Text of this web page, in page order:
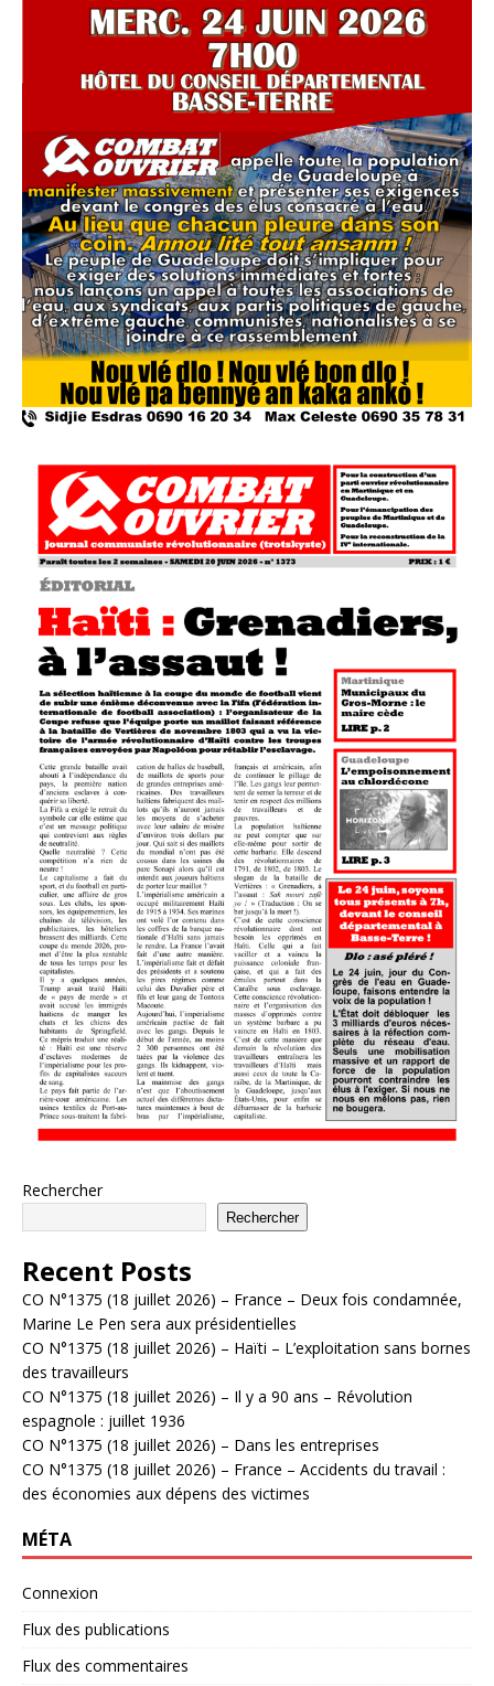
Rechercher
Rechercher
Recent Posts
CO N°1375 (18 juillet 2026) – France – Deux fois condamnée,
Marine Le Pen sera aux présidentielles
CO N°1375 (18 juillet 2026) – Haïti – L’exploitation sans bornes
des travailleurs
CO N°1375 (18 juillet 2026) – Il y a 90 ans – Révolution
espagnole : juillet 1936
CO N°1375 (18 juillet 2026) – Dans les entreprises
CO N°1375 (18 juillet 2026) – France – Accidents du travail :
des économies aux dépens des victimes
MÉTA
Connexion
Flux des publications
Flux des commentaires